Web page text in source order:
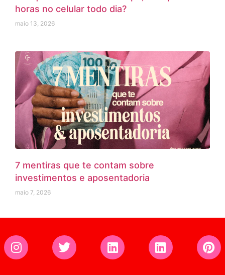
horas no celular todo dia?
maio 13, 2026
7 mentiras que te contam sobre
investimentos e aposentadoria
maio 7, 2026